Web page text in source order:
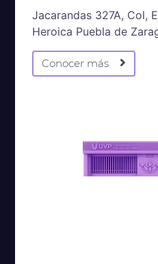
Jacarandas 327A, Col,
Heroica Puebla de
Conocer más